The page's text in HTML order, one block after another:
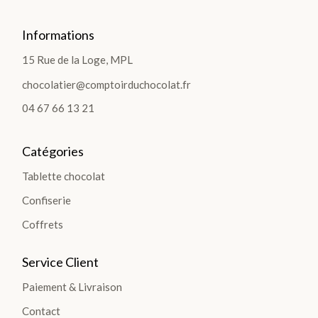
Lait
Blanc
Les
Plantations
TOUTES
LES
>
DÉCOUVRIR
Informations
15 Rue de la Loge, MPL
chocolatier@comptoirduchocolat.fr
04 67 66 13 21
Catégories
Tablette chocolat
Confiserie
Coffrets
Service Client
Paiement & Livraison
Contact